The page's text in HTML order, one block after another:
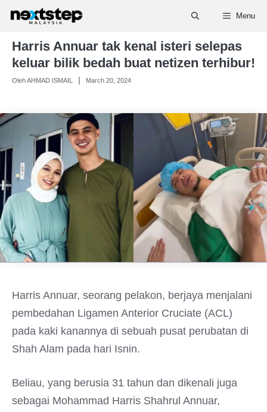
Skip
content
Menu
Harris Annuar tak kenal isteri selepas
keluar bilik bedah buat netizen terhibur!
Oleh AHMAD ISMAIL March 20, 2024
Harris Annuar, seorang pelakon, berjaya menjalani
pembedahan Ligamen Anterior Cruciate (ACL)
pada kaki kanannya di sebuah pusat perubatan di
Shah Alam pada hari Isnin.
Beliau, yang berusia 31 tahun dan dikenali juga
sebagai Mohammad Harris Shahrul Annuar,